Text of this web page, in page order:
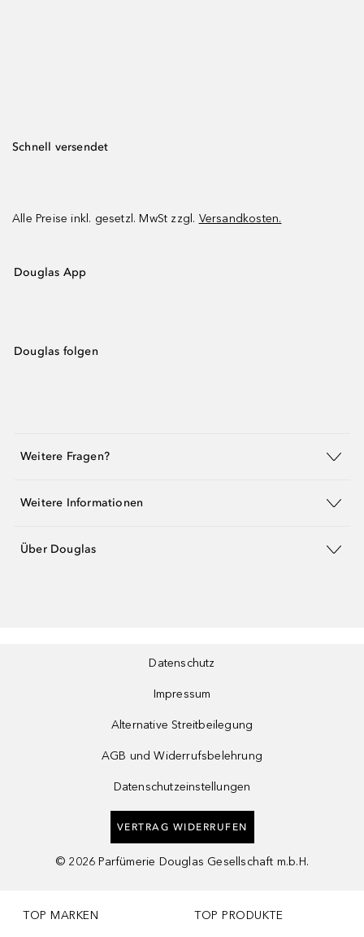
Schnell versendet
Alle Preise inkl. gesetzl. MwSt zzgl. Versandkosten.
Douglas App
Douglas folgen
Weitere Fragen?
Weitere Informationen
Über Douglas
Datenschutz
Impressum
Alternative Streitbeilegung
AGB und Widerrufsbelehrung
Datenschutzeinstellungen
VERTRAG WIDERRUFEN
© 2026 Parfümerie Douglas Gesellschaft m.b.H.
TOP MARKEN TOP PRODUKTE